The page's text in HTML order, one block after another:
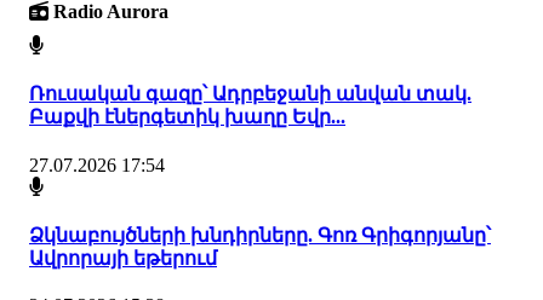
Radio Aurora
Ռուսական գազը՝ Ադրբեջանի անվան տակ.
Բաքվի էներգետիկ խաղը Եվր...
27.07.2026 17:54
Ձկնաբույծների խնդիրները. Գոռ Գրիգորյանը՝
Ավրորայի եթերում